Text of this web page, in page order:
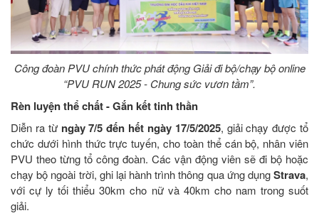
Công đoàn PVU chính thức phát động Giải đi bộ/chạy bộ online
“PVU RUN 2025 - Chung sức vươn tầm”.
Rèn luyện thể chất - Gắn kết tinh thần
Diễn ra từngày 7/5 đến hết ngày 17/5/2025, giải chạy được tổ
chức dưới hình thức trực tuyến, cho toàn thể cán bộ, nhân viên
PVU theo từng tổ công đoàn. Các vận động viên sẽ đi bộ hoặc
chạy bộ ngoài trời, ghi lại hành trình thông qua ứng dụngStrava,
với cự ly tối thiểu 30km cho nữ và 40km cho nam trong suốt
giải.